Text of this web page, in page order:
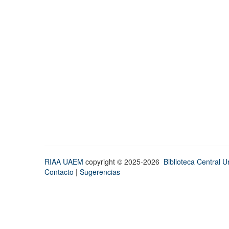
RIAA UAEM copyright © 2025-2026 Biblioteca Central
Contacto | Sugerencias